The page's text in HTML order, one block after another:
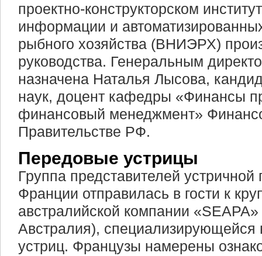
проектно-конструкторском
информации и
рыбного хозяйства (ВНИЭРХ)
руководства. Генеральным
назначена Наталья Лысова,
наук, доцент кафедры «Финансы
финансовый менеджмент»
Правительстве РФ.
Передовые устрицы
Группа представителей
Франции отправилась в гости к
австралийской компании
Австралия), специализирующейся
устриц. Французы намерены